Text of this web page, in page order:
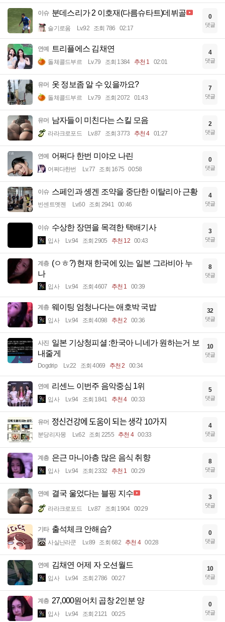
이슈 분데스리가 2 이호재(다름슈타트)데뷔골
슬기로움 Lv.92 조회 786 02:17
0
댓글
연예 트리플에스 김채연
돌체콜드부르 Lv.79 조회 1384 추천 1 02:01
4
댓글
유머 옷 정보좀 알 수 있을까요?
돌체콜드부르 Lv.79 조회 2072 01:43
7
댓글
유머 남자들이 미친다는 스킬 모음
라라크로포드 Lv.87 조회 3773 추천 4 01:27
2
댓글
연예 어쩌다 한번 미야오 나린
어쩌다한번 Lv.77 조회 1675 00:58
0
댓글
이슈 스페인과 솅겐 조약을 중단한 이탈리아 근황
빈센트멧젠 Lv.60 조회 2941 00:46
4
댓글
이슈 수상한 장면을 목격한 택배기사
입사 Lv.94 조회 2905 추천 12 00:43
3
댓글
계층 (ㅇㅎ?) 현재 한국에 있는 일본 그라비아 누
나
입사 Lv.94 조회 4607 추천 1 00:39
8
댓글
계층 웨이팅 엄청나다는 애호박 국밥
입사 Lv.94 조회 4098 추천 2 00:36
32
댓글
사진 일본 기상청피셜 :한국아 니네가 원하는거 보
내줄게
Dogdrip Lv.22 조회 4069 추천 2 00:34
10
댓글
연예 리센느 이번주 음악중심 1위
입사 Lv.94 조회 1841 추천 4 00:33
5
댓글
유머 정신건강에 도움이 되는 생각 10가지
분당리자몽 Lv.62 조회 2255 추천 4 00:33
4
댓글
계층 은근 마니아층 많은 음식 취향
입사 Lv.94 조회 2332 추천 1 00:29
8
댓글
연예 결국 울었다는 블핑 지수
라라크로포드 Lv.87 조회 1904 00:29
3
댓글
기타 출석체크 안해슴?
사실난라쿤 Lv.89 조회 682 추천 4 00:28
0
댓글
연예 김채연 어제 자 오션월드
입사 Lv.94 조회 2786 00:27
10
댓글
계층 27,000원어치 곱창 2인분 양
입사 Lv.94 조회 2121 00:25
0
댓글